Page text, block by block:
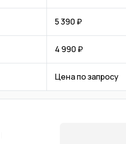
5 390 ₽
4 990 ₽
Цена по запросу